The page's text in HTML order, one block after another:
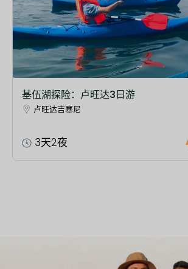
基伍湖探险：卢旺达3日游
卢旺达吉塞尼
3天2夜